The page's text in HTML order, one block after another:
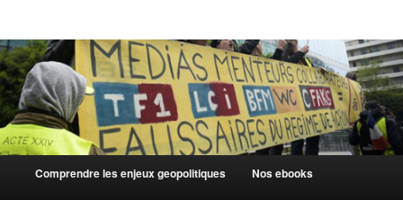
Comprendre les enjeux geopolitiques Nos ebooks